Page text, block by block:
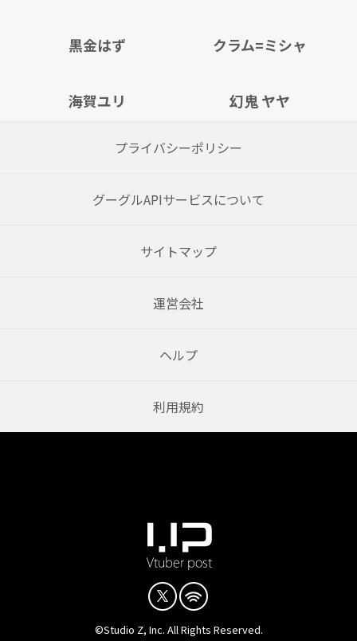
黒金はず クラム=ミシャ
海賀ユリ 幻鬼 ヤヤ
プライバシーポリシー
グーグルAPIサービスについて
サイトマップ
運営会社
ヘルプ
利用規約
©Studio Z, Inc. All Rights Reserved.